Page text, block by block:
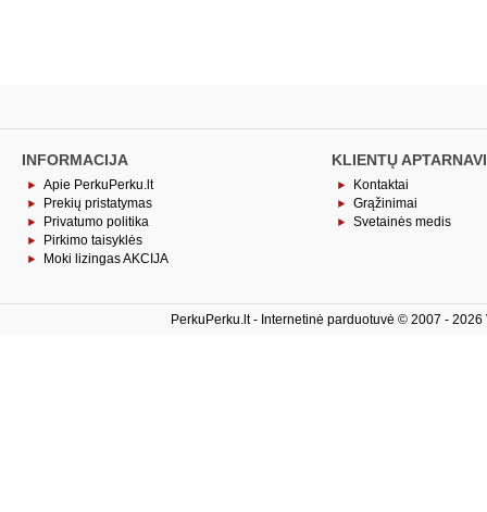
INFORMACIJA
Apie PerkuPerku.lt
Prekių pristatymas
Privatumo politika
Pirkimo taisyklės
Moki lizingas AKCIJA
KLIENTŲ
Kontaktai
Grąžinimai
Svetainės medis
PerkuPerku.lt - Internetinė parduotuvė © 2007 -